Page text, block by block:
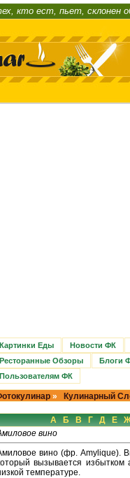
кто ест, пьет, склонен
Картинки Еды
Новости ФК
Ресторанные Обзоры
Блоги
Пользователям ФК
» Кулинарный
А Б В Г Д Е
вино
вино (фр. Amylique).
вызывается избытком
температуре.